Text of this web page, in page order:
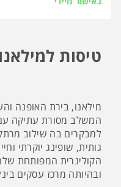
טיסות למילאנו
מילאנו, בירת האופנה
המשלב מסורת עתיקה
למבקרים בה שילוב
גותית, שופינג יוקרתי
הקולינרית המפותחת
ובהיותה מרכז עסקים